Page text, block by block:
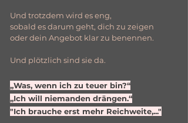
Und trotzdem wird es eng,
sobald es darum geht, dich zu zeigen
oder dein Angebot klar zu benennen.
Und plötzlich sind sie da.
„Was, wenn ich zu teuer bin?“
„Ich will niemanden drängen.“
"Ich brauche erst mehr Reichweite,..."